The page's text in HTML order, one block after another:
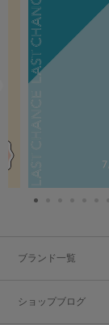
ブランド一覧
ショップブログ